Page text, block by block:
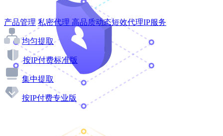
产品管理 私密代理 高品质动态短效代理IP服务
均匀提取
按IP付费标准版
集中提取
按IP付费专业版